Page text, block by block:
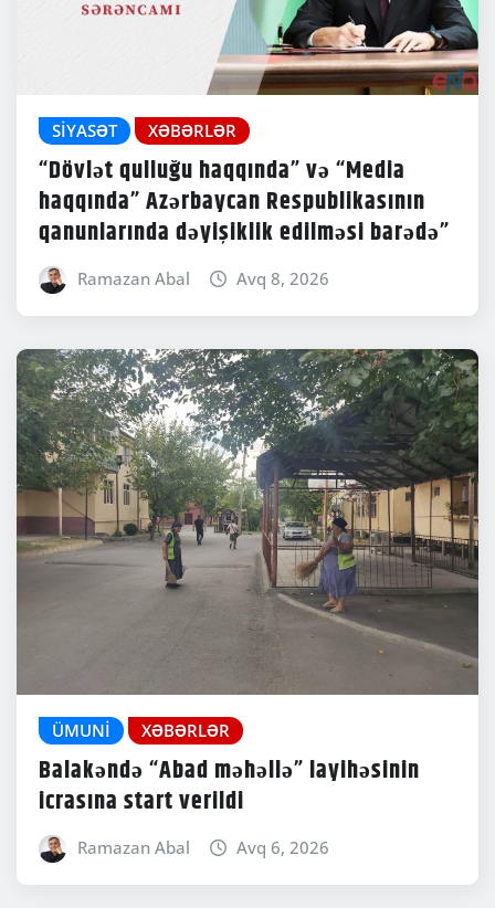
SIYASƏT XƏBƏRLƏR
“Dövlət qulluğu haqqında” və “Media
haqqında” Azərbaycan Respublikasının
qanunlarında dəyişiklik edilməsi barədə”
Ramazan Abal Avq 8, 2026
ÜMUNI XƏBƏRLƏR
Balakəndə “Abad məhəllə” layihəsinin
icrasına start verildi
Ramazan Abal Avq 6, 2026